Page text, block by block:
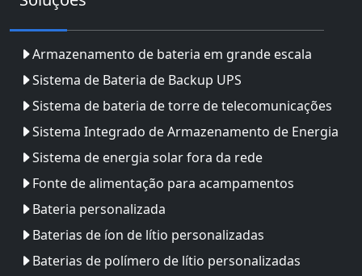
Armazenamento de bateria em grande escala
Sistema de Bateria de Backup UPS
Sistema de bateria de torre de telecomunicações
Sistema Integrado de Armazenamento de Energia
Sistema de energia solar fora da rede
Fonte de alimentação para acampamentos
Bateria personalizada
Baterias de íon de lítio personalizadas
Baterias de polímero de lítio personalizadas